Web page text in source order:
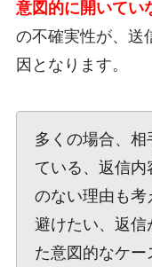
意図的に開いてい
の不確実性が、送
因となります。
多くの場合、相
ている、返信
のない理由も考
避けたい、返信
た意図的なケ